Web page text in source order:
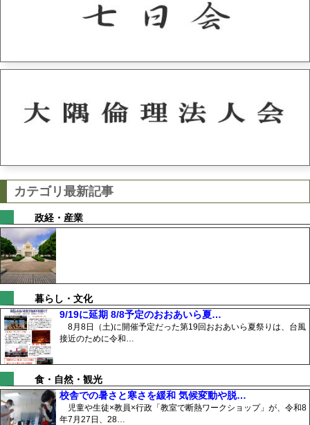
カテゴリ最新記事
政経・産業
暮らし・文化
9/19に延期 8/8予定のおおあいら夏…
8月8日（土)に開催予定だった第19回おおあいら夏祭りは、台風
接近のために令和…
食・自然・観光
校舎での暑さと寒さを緩和 気候変動や脱…
児童や生徒×教員×行政「教室で断熱ワークショップ」が、令和8
年7月27日、28…